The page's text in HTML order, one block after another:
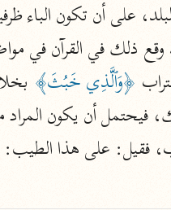
نحو ١١ مجلدًا
التسهيل
ابن جُزَيّ
نحو ٣ مجلدات
موسوعات
على أن تكون الباء
وقع ذلك في القرآن في
﴿وَٱلَّذِي خَبُثَ﴾